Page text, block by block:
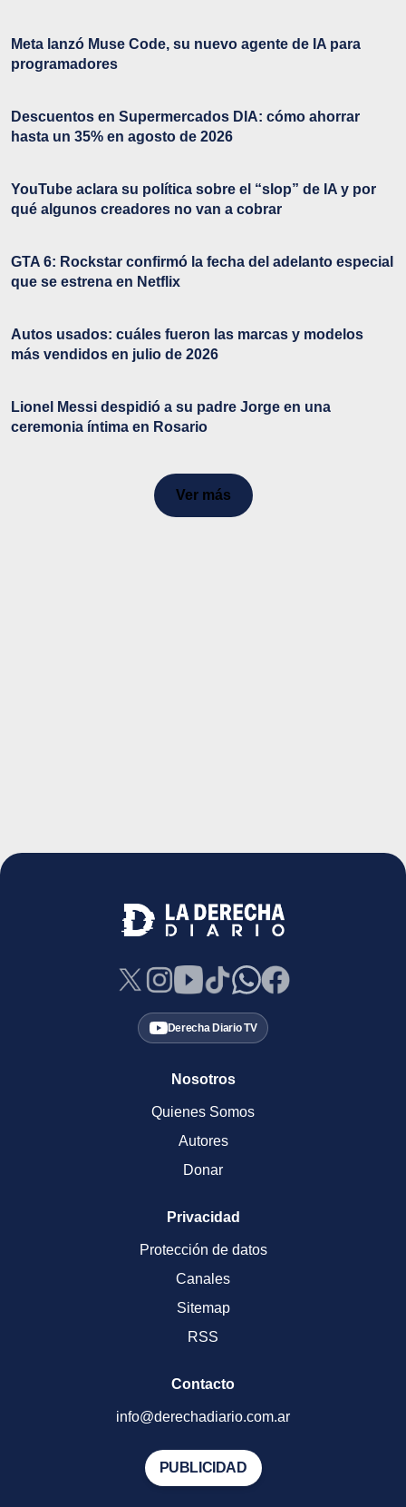
Meta lanzó Muse Code, su nuevo agente de IA para
programadores
Descuentos en Supermercados DIA: cómo ahorrar
hasta un 35% en agosto de 2026
YouTube aclara su política sobre el “slop” de IA y por
qué algunos creadores no van a cobrar
GTA 6: Rockstar confirmó la fecha del adelanto especial
que se estrena en Netflix
Autos usados: cuáles fueron las marcas y modelos
más vendidos en julio de 2026
Lionel Messi despidió a su padre Jorge en una
ceremonia íntima en Rosario
Ver más
Derecha Diario TV
Nosotros
Quienes Somos
Autores
Donar
Privacidad
Protección de datos
Canales
Sitemap
RSS
Contacto
info@derechadiario.com.ar
PUBLICIDAD